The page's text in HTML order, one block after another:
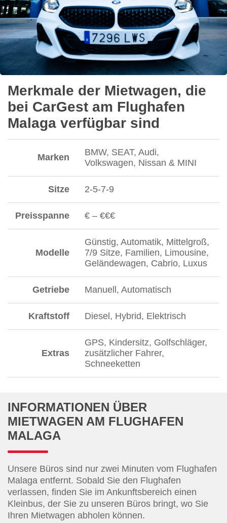
Merkmale der Mietwagen, die
bei CarGest am Flughafen
Malaga verfügbar sind
Marken
BMW, SEAT, Audi,
Volkswagen, Nissan & MINI
Sitze 2-5-7-9
Preisspanne € – €€€
Modelle
Günstig, Automatik, Mittelgroß,
7/9 Sitze, Familien, Limousine,
Geländewagen, Cabrio, Luxus
Getriebe Manuell, Automatisch
Kraftstoff Diesel, Hybrid, Elektrisch
Extras
GPS, Kindersitz, Golfschläger,
zusätzlicher Fahrer,
Schneeketten
INFORMATIONEN ÜBER
MIETWAGEN AM FLUGHAFEN
MALAGA
Unsere Büros sind nur zwei Minuten vom Flughafen
Malaga entfernt. Sobald Sie den Flughafen
verlassen, finden Sie im Ankunftsbereich einen
Kleinbus, der Sie zu unseren Büros bringt, wo Sie
Ihren Mietwagen abholen können.